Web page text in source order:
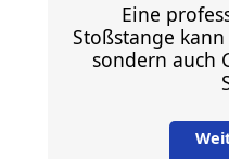
Eine
Stoßstange
sondern auch